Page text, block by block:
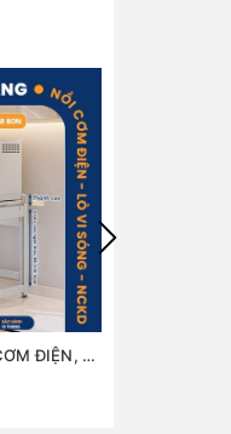
[iKEDE] KỆ ĐỂ NỒI CƠM ĐIỆN, LÒ VIBA 2 TẦNG KHAY TRƯỢT, NGĂN KÉO CAO CẤP KỆ BẾP THÔNG MINH